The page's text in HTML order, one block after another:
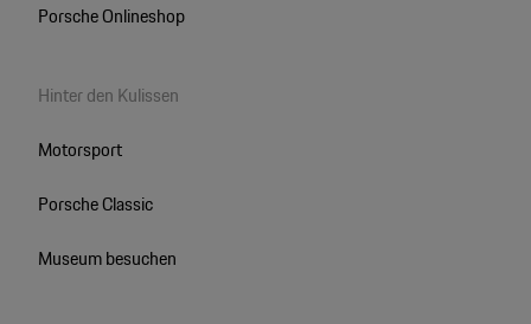
Porsche Onlineshop
Hinter den Kulissen
Motorsport
Porsche Classic
Museum besuchen